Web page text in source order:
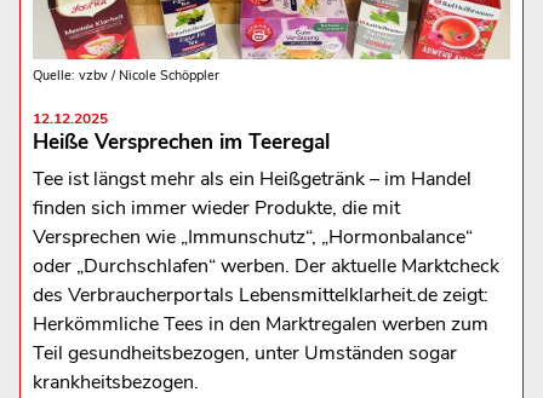
Quelle: vzbv / Nicole Schöppler
12.12.2025
Heiße Versprechen im Teeregal
Tee ist längst mehr als ein Heißgetränk – im Handel
finden sich immer wieder Produkte, die mit
Versprechen wie „Immunschutz“, „Hormonbalance“
oder „Durchschlafen“ werben. Der aktuelle Marktcheck
des Verbraucherportals Lebensmittelklarheit.de zeigt:
Herkömmliche Tees in den Marktregalen werben zum
Teil gesundheitsbezogen, unter Umständen sogar
krankheitsbezogen.